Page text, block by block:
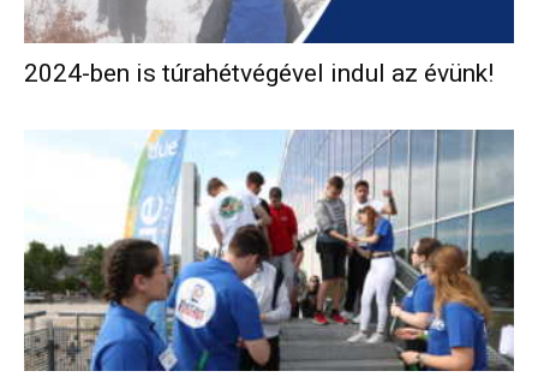
2024-ben is túrahétvégével indul az évünk!